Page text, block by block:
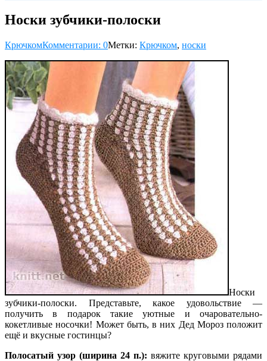
Носки зубчики-полоски
КрючкомКомментарии: 0Метки: Крючком, носки
Носки
зубчики-полоски. Представьте, какое удовольствие —
получить в подарок такие уютные и очаровательно-
кокетливые носочки! Может быть, в них Дед Мороз положит
ещё и вкусные гостинцы?
Полосатый узор (ширина 24 п.): вяжите круговыми рядами